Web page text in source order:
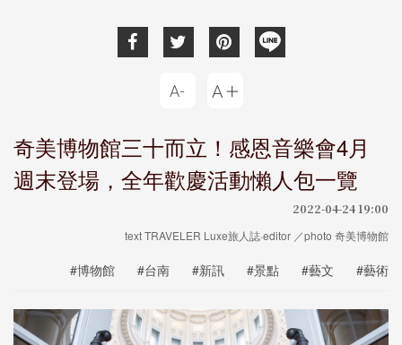
奇美博物館三十而立！感恩音樂會4月
週末登場，全年歡慶活動懶人包一覽
2022-04-24 19:00
text TRAVELER Luxe旅人誌·editor ／photo 奇美博物館
#博物館 #台南 #新訊 #景點 #藝文 #藝術